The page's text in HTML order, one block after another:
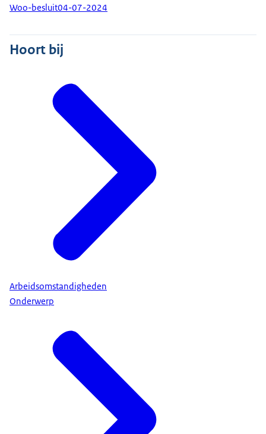
Woo-besluit04-07-2024
Hoort bij
Arbeidsomstandigheden
Onderwerp